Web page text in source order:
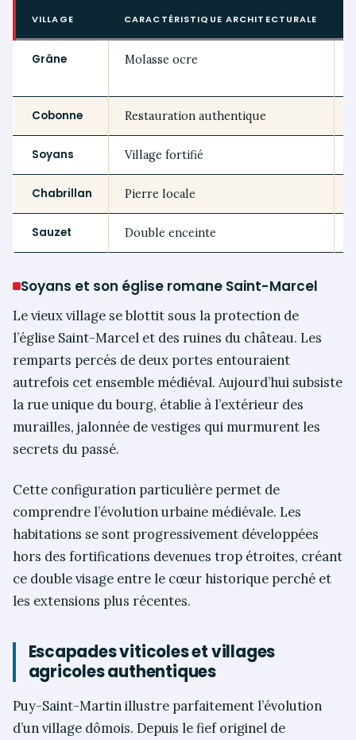
VILLAGE CARACTÉRISTIQUE ARCHITECTURALE
Grâne Molasse ocre
Cobonne Restauration authentique
Soyans Village fortifié
Chabrillan Pierre locale
Sauzet Double enceinte
Soyans et son église romane Saint-Marcel
Le vieux village se blottit sous la protection de
l’église Saint-Marcel et des ruines du château. Les
remparts percés de deux portes entouraient
autrefois cet ensemble médiéval. Aujourd’hui subsiste
la rue unique du bourg, établie à l’extérieur des
murailles, jalonnée de vestiges qui murmurent les
secrets du passé.
Cette configuration particulière permet de
comprendre l’évolution urbaine médiévale. Les
habitations se sont progressivement développées
hors des fortifications devenues trop étroites, créant
ce double visage entre le cœur historique perché et
les extensions plus récentes.
Escapades viticoles et villages
agricoles authentiques
Puy-Saint-Martin illustre parfaitement l’évolution
d’un village dômois. Depuis le fief originel de